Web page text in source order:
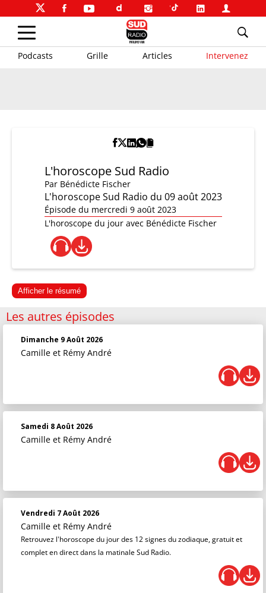
Podcasts Grille Articles Intervenez
L'horoscope Sud Radio
Par Bénédicte Fischer
L'horoscope Sud Radio du 09 août 2023
Épisode du mercredi 9 août 2023
L'horoscope du jour avec Bénédicte Fischer
Afficher le résumé
Les autres épisodes
Dimanche 9 Août 2026
Camille et Rémy André
Samedi 8 Août 2026
Camille et Rémy André
Vendredi 7 Août 2026
Camille et Rémy André
Retrouvez l'horoscope du jour des 12 signes du zodiaque, gratuit et
complet en direct dans la matinale Sud Radio.